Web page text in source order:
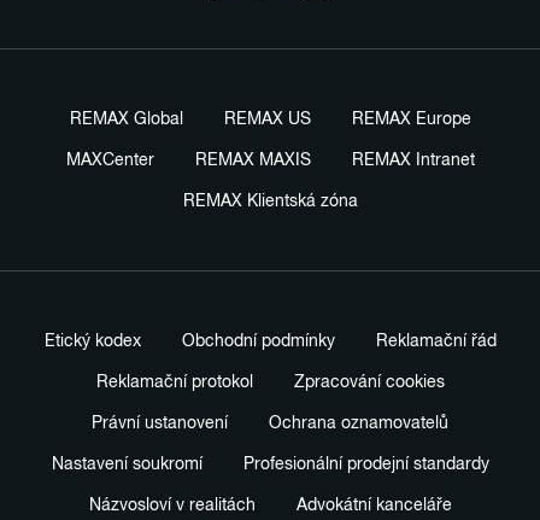
REMAX Global REMAX US REMAX Europe
MAXCenter REMAX MAXIS REMAX Intranet
REMAX Klientská zóna
Etický kodex Obchodní podmínky Reklamační řád
Reklamační protokol Zpracování cookies
Právní ustanovení Ochrana oznamovatelů
Nastavení soukromí Profesionální prodejní standardy
Názvosloví v realitách Advokátní kanceláře